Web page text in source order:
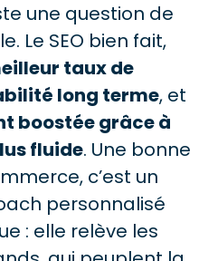
une question de
Le SEO bien fait,
taux de
long terme, et
boostée grâce à
fluide. Une bonne
c’est un
personnalisé
: elle relève les